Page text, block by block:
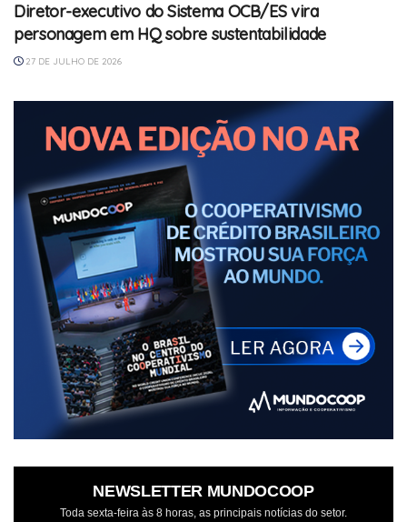
Diretor-executivo do Sistema OCB/ES vira
personagem em HQ sobre sustentabilidade
27 DE JULHO DE 2026
NEWSLETTER MUNDOCOOP
Toda sexta-feira às 8 horas, as principais notícias do setor.